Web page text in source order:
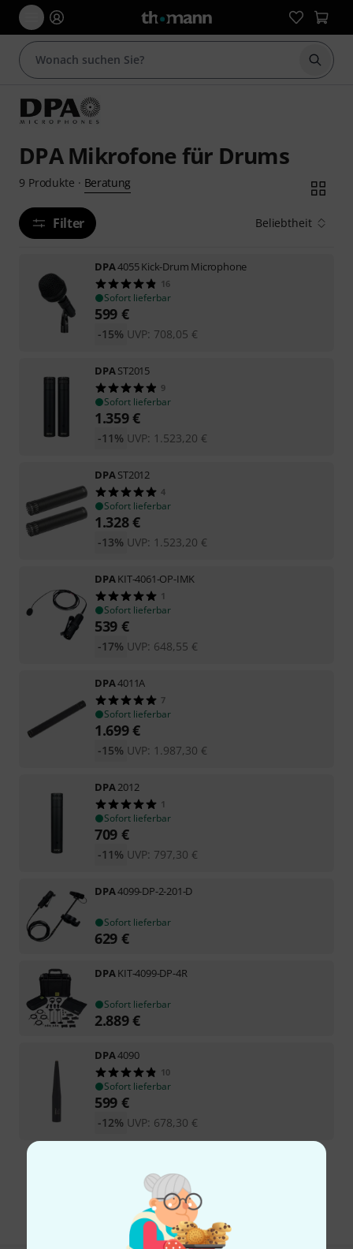
Suche
DPA Mikrofone für Drums
9 Produkte · Beratung
Filter Beliebtheit
DPA4055 Kick-Drum Microphone
16
Sofort lieferbar
599 €
UVP: 708,05 €
-15%
DPAST2015
9
Sofort lieferbar
1.359€
UVP: 1.523,20 €
-11%
DPAST2012
4
Sofort lieferbar
1.328€
UVP: 1.523,20 €
-13%
DPAKIT-4061-OP-IMK
1
Sofort lieferbar
539 €
UVP: 648,55 €
-17%
DPA4011A
7
Sofort lieferbar
1.699€
UVP: 1.987,30 €
-15%
DPA2012
1
Sofort lieferbar
709 €
UVP: 797,30 €
-11%
DPA4099-DP-2-201-D
Sofort lieferbar
629 €
DPAKIT-4099-DP-4R
Sofort lieferbar
2.889€
DPA4090
10
Sofort lieferbar
599 €
UVP: 678,30 €
-12%
Kostenloser Versand ab 29 €
Alle Preise inkl. MwSt.